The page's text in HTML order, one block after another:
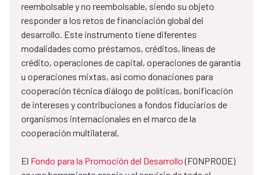
reembolsable y no reembolsable, siendo su objeto
responder a los retos de financiación global del
desarrollo. Este instrumento tiene diferentes
modalidades como préstamos, créditos, líneas de
crédito, operaciones de capital, operaciones de garantía
u operaciones mixtas, así como donaciones para
cooperación técnica diálogo de políticas, bonificación
de intereses y contribuciones a fondos fiduciarios de
organismos internacionales en el marco de la
cooperación multilateral.
El Fondo para la Promoción del Desarrollo(FONPRODE)